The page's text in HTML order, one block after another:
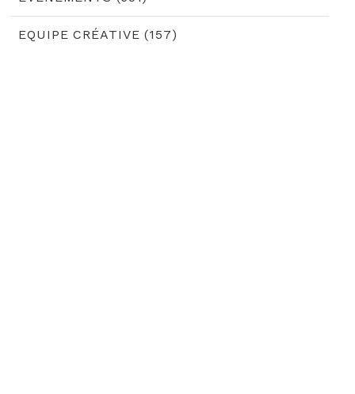
EQUIPE CRÉATIVE (157)